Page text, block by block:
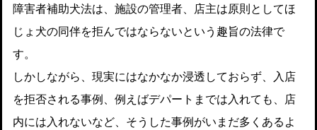
障害者補助犬法は、施設の管理者、店主は原則としてほ
じょ犬の同伴を拒んではならないという趣旨の法律で
す。
しかしながら、現実にはなかなか浸透しておらず、入店
を拒否される事例、例えばデパートまでは入れても、店
内には入れないなど、そうした事例がいまだ多くあるよ